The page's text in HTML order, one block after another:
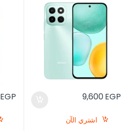
9,600EGP
اشتري الآن
EGP